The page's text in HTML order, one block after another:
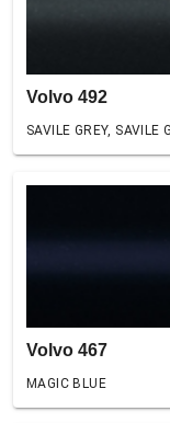
Volvo 492
SAVILE GREY, SAVILE
Volvo 467
MAGIC BLUE